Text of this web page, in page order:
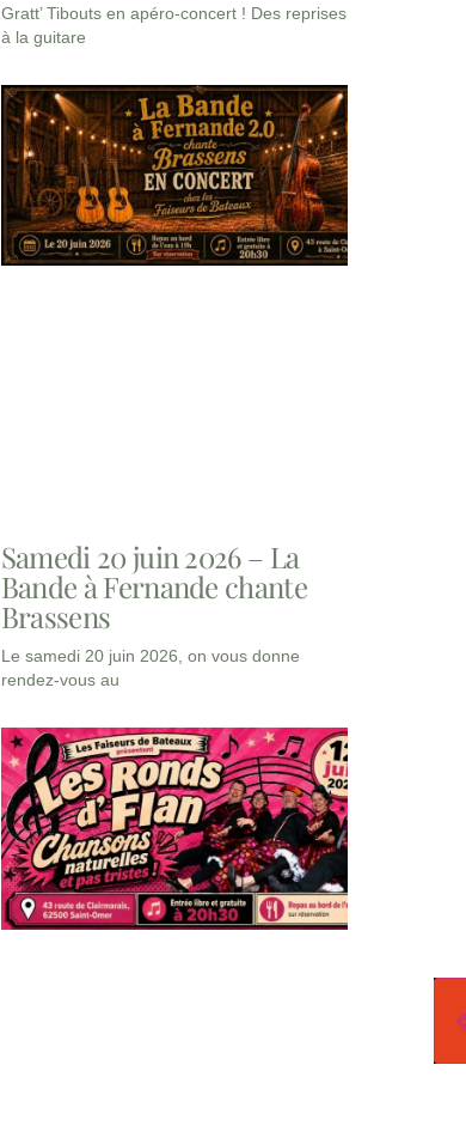
Gratt’ Tibouts en apéro-concert ! Des reprises
à la guitare
Samedi 20 juin 2026 – La
Bande à Fernande chante
Brassens
Le samedi 20 juin 2026, on vous donne
rendez-vous au